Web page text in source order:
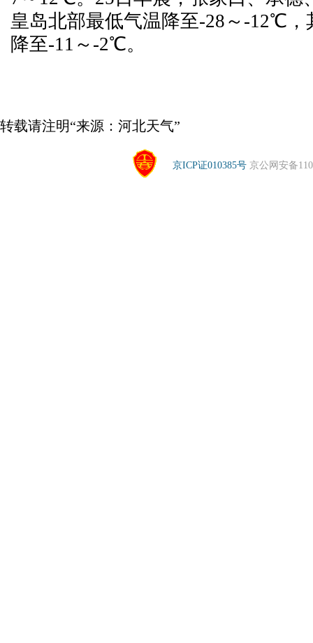
皇岛北部最低气温降至-28～-12℃，
降至-11～-2℃。
转载请注明“来源：河北天气”
京ICP证010385号 京公网安备